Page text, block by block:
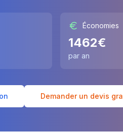
Économies
1462€
par an
Demander un devis